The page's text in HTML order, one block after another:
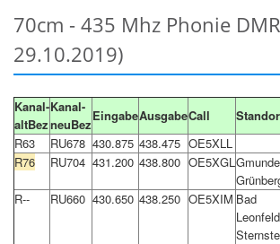
70cm - 435 Mhz Phonie
29.10.2019)
Kanal-
altBez
Kanal-
neuBez
EingabeAusgabeCall
R63
RU678 430.875 438.475 OE5XLL
R76
RU704 431.200 438.800 OE5XGL
R-- RU660 430.650 438.250 OE5XIM Bad